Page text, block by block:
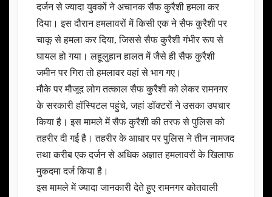
दर्जन से ज्यादा युवकों ने अचानक सैफ कुरैशी हमला कर
दिया। इस दौरान हमलावरों में किसी एक ने सैफ कुरैशी पर
चाकू से हमला कर दिया, जिससे सैफ कुरैशी गंभीर रूप से
घायल हो गया। लहूलुहान हालत में जैसे ही सैफ कुरैशी
जमीन पर गिरा तो हमलावर वहां से भाग गए।
मौके पर मौजूद लोग तत्काल सैफ कुरैशी को लेकर रामनगर
के सरकारी हॉस्पिटल पहुंचे, जहां डॉक्टरों ने उसका उपचार
किया है। इस मामले में सैफ कुरैशी की तरफ से पुलिस को
तहरीर दी गई है। तहरीर के आधार पर पुलिस ने तीन नामजद
तथा करीब एक दर्जन से अधिक अज्ञात हमलावरों के खिलाफ
मुकदमा दर्ज किया है।
इस मामले में ज्यादा जानकारी देते हुए रामनगर कोतवाली